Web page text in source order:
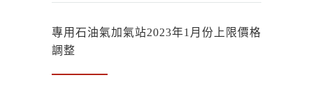
專用石油氣加氣站2023年1月份上限價格
調整